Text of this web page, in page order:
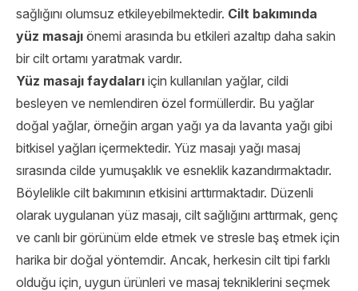
sağlığını olumsuz etkileyebilmektedir. Cilt bakımında
yüz masajı önemi arasında bu etkileri azaltıp daha sakin
bir cilt ortamı yaratmak vardır.
Yüz masajı faydaları için kullanılan yağlar, cildi
besleyen ve nemlendiren özel formüllerdir. Bu yağlar
doğal yağlar, örneğin argan yağı ya da lavanta yağı gibi
bitkisel yağları içermektedir. Yüz masajı yağı masaj
sırasında cilde yumuşaklık ve esneklik kazandırmaktadır.
Böylelikle cilt bakımının etkisini arttırmaktadır. Düzenli
olarak uygulanan yüz masajı, cilt sağlığını arttırmak, genç
ve canlı bir görünüm elde etmek ve stresle baş etmek için
harika bir doğal yöntemdir. Ancak, herkesin cilt tipi farklı
olduğu için, uygun ürünleri ve masaj tekniklerini seçmek